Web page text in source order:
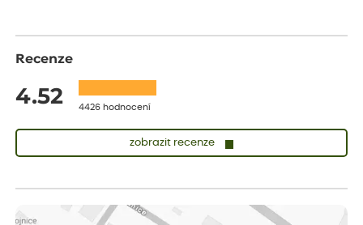
Recenze
4.52 4426 hodnocení
zobrazit recenze
Vše přišlo velice rychle krásně zabalené. Rostlinky po přesazení